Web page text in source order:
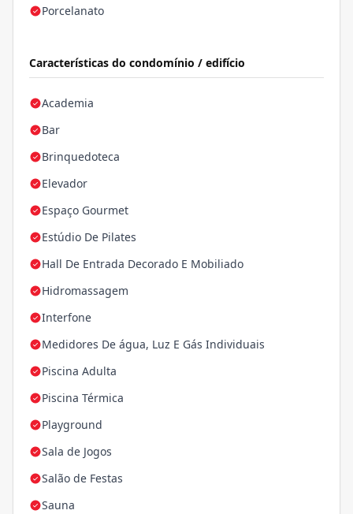
Porcelanato
Características do condomínio / edifício
Academia
Bar
Brinquedoteca
Elevador
Espaço Gourmet
Estúdio De Pilates
Hall De Entrada Decorado E Mobiliado
Hidromassagem
Interfone
Medidores De água, Luz E Gás Individuais
Piscina Adulta
Piscina Térmica
Playground
Sala de Jogos
Salão de Festas
Sauna